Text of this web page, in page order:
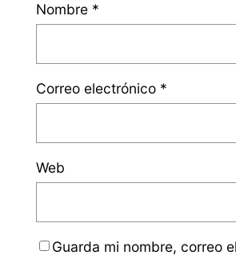
Nombre *
Correo electrónico *
Web
Guarda mi nombre, correo